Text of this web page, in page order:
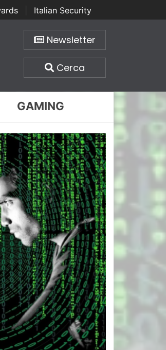
Italian Security
Newsletter
Cerca
GAMING